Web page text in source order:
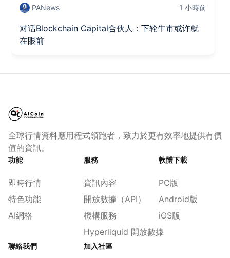
PANews 1 小時前
对话Blockchain Capital合伙人：下轮牛市或许就
在眼前
全球行情資料應用程式領跑者，致力於更有效率地提供有價
值的資訊。
功能
即時行情
特色功能
AI網格
服務
資訊內容
開放數據（API）
機構服務
Hyperliquid 開放數據
軟體下載
PC版
Android版
iOS版
聯絡我們 加入社區